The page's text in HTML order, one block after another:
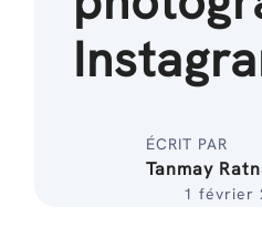
ÉCRIT PAR
Tanmay
1 février